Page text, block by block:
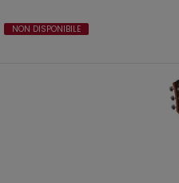
NON DISPONIBILE